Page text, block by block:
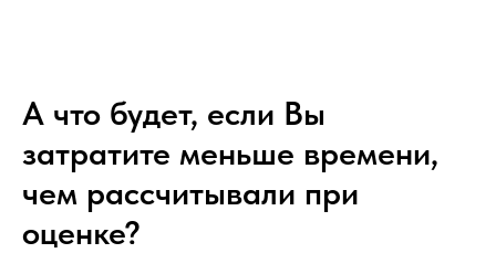
А что будет, если Вы
затратите меньше времени,
чем рассчитывали при
оценке?